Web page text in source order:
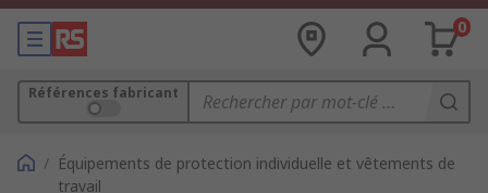
0
Références fabricant
/ Équipements de protection individuelle et vêtements de
travail